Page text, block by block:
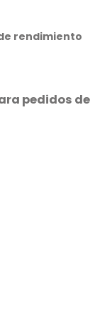
rendimiento
pedidos de